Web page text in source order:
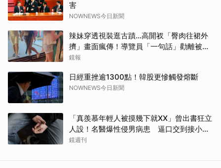
害
NOWNEWS今日新聞
辣妹穿透視裝逛古蹟…高開衩「臀肉往裙外
擠」畫面瘋傳！導覽員「一句話」勸離被狂
讚
鏡報
日經重挫逾1300點！韓股更慘觸發熔斷
NOWNEWS今日新聞
「真羨慕年輕人被摸幾下就XX」曾出書狂立
人設！名醫爆性侵男病患 逼口交到接小孩
鬧鐘響才停
鏡週刊